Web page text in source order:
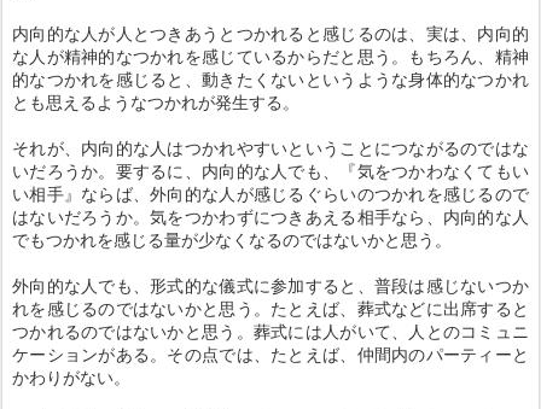
内向的な人が人とつきあうとつかれると感じるのは、実は、内向的
な人が精神的なつかれを感じているからだと思う。もちろん、精神
的なつかれを感じると、動きたくないというような身体的なつかれ
とも思えるようなつかれが発生する。
それが、内向的な人はつかれやすいということにつながるのではな
いだろうか。要するに、内向的な人でも、『気をつかわなくてもい
い相手』ならば、外向的な人が感じるぐらいのつかれを感じるので
はないだろうか。気をつかわずにつきあえる相手なら、内向的な人
でもつかれを感じる量が少なくなるのではないかと思う。
外向的な人でも、形式的な儀式に参加すると、普段は感じないつか
れを感じるのではないかと思う。たとえば、葬式などに出席すると
つかれるのではないかと思う。葬式には人がいて、人とのコミュニ
ケーションがある。その点では、たとえば、仲間内のパーティーと
かわりがない。